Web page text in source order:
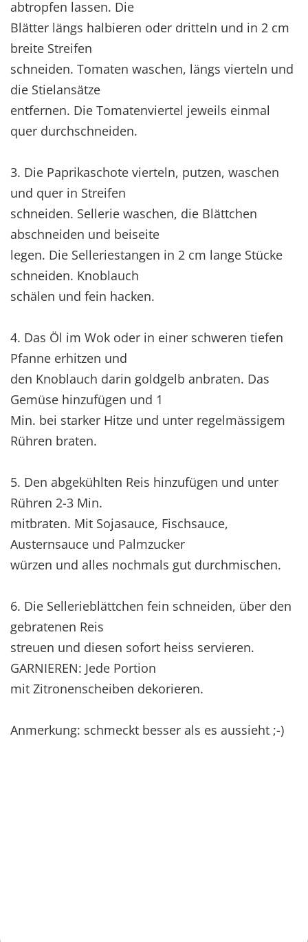
abtropfen lassen. Die
Blätter längs halbieren oder dritteln und in 2 cm
breite Streifen
schneiden. Tomaten waschen, längs vierteln und
die Stielansätze
entfernen. Die Tomatenviertel jeweils einmal
quer durchschneiden.
3. Die Paprikaschote vierteln, putzen, waschen
und quer in Streifen
schneiden. Sellerie waschen, die Blättchen
abschneiden und beiseite
legen. Die Selleriestangen in 2 cm lange Stücke
schneiden. Knoblauch
schälen und fein hacken.
4. Das Öl im Wok oder in einer schweren tiefen
Pfanne erhitzen und
den Knoblauch darin goldgelb anbraten. Das
Gemüse hinzufügen und 1
Min. bei starker Hitze und unter regelmässigem
Rühren braten.
5. Den abgekühlten Reis hinzufügen und unter
Rühren 2-3 Min.
mitbraten. Mit Sojasauce, Fischsauce,
Austernsauce und Palmzucker
würzen und alles nochmals gut durchmischen.
6. Die Sellerieblättchen fein schneiden, über den
gebratenen Reis
streuen und diesen sofort heiss servieren.
GARNIEREN: Jede Portion
mit Zitronenscheiben dekorieren.
Anmerkung: schmeckt besser als es aussieht ;-)